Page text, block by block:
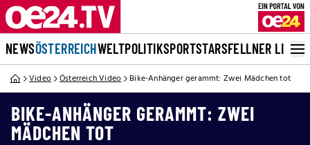
NEWSÖSTERREICHWELTPOLITIKSPORTSTARSFELLNER LIVE
Video Österreich Video Bike-Anhänger gerammt: Zwei Mädchen tot
BIKE-ANHÄNGER GERAMMT: ZWEI
MÄDCHEN TOT